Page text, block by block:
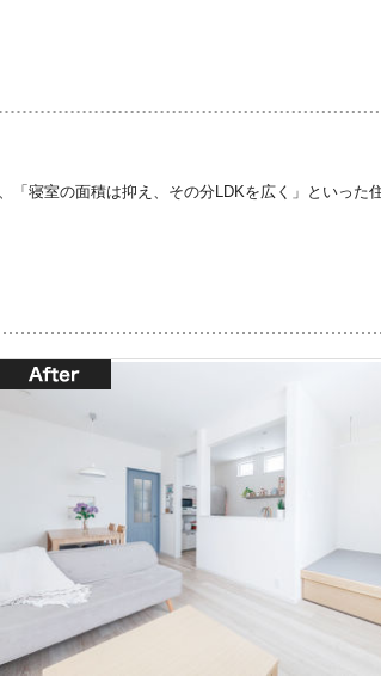
「寝室の面積は抑え、その分LDKを広く」といった